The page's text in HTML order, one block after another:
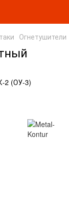
Огнетушители
2 (ОУ-3)